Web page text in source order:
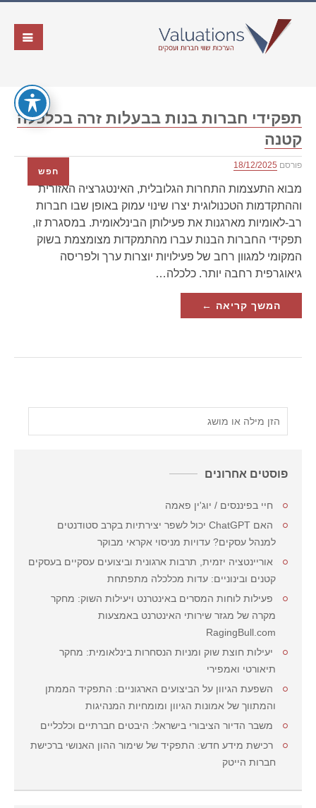
תפקידי חברות בנות בבעלות זרה בכלכלה
קטנה
פורסם 18/12/2025
מבוא התעצמות התחרות הגלובלית, האינטגרציה האזורית
וההתקדמות הטכנולוגית יצרו שינוי עמוק באופן שבו חברות
רב-לאומיות מארגנות את פעילותן הבינלאומית. במסגרת זו,
תפקידי החברות הבנות עברו מהתמקדות מצומצמת בשוק
המקומי למגוון רחב של פעילויות יוצרות ערך ולפריסה
גיאוגרפית רחבה יותר. כלכלה…
המשך קריאה ←
חפש
פוסטים אחרונים
חיי בפיננסים / יוג'ין פאמה
האם ChatGPT יכול לשפר יצירתיות בקרב סטודנטים
למנהל עסקים? עדויות מניסוי אקראי מבוקר
אוריינטציה יזמית, תרבות ארגונית וביצועים עסקיים בעסקים
קטנים ובינוניים: עדות מכלכלה מתפתחת
פעילות לוחות המסרים באינטרנט ויעילות השוק: מחקר
מקרה של מגזר שירותי האינטרנט באמצעות
RagingBull.com
יעילות חוצת שוק ומניות הנסחרות בינלאומית: מחקר
תיאורטי ואמפירי
השפעת הגיוון על הביצועים הארגוניים: התפקיד הממתן
והמתווך של אמונות הגיוון ומומחיות המנהיגות
משבר הדיור הציבורי בישראל: היבטים חברתיים וכלכליים
רכישת מידע חדש: התפקיד של שימור ההון האנושי ברכישת
חברות הייטק